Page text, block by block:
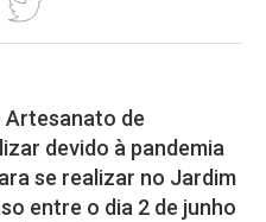
Artesanato de
devido à pandemia
se realizar no Jardim
entre o dia 2 de junho